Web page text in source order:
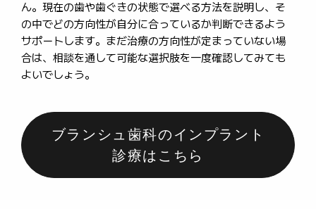
ん。現在の歯や歯ぐきの状態で選べる方法を説明し、そ
の中でどの方向性が自分に合っているか判断できるよう
サポートします。まだ治療の方向性が定まっていない場
合は、相談を通して可能な選択肢を一度確認してみても
よいでしょう。
ブランシュ歯科のインプラント
診療はこちら